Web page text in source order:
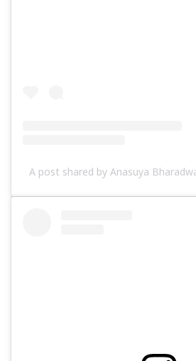
A post shared by Anasuya